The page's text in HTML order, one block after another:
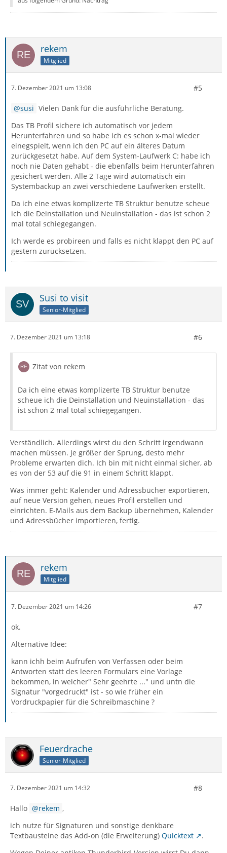
rekem
Mitglied
7. Dezember 2021 um 13:08 #5
susi Vielen Dank für die ausführliche Beratung.
Das TB Profil sichere ich automatisch vor jedem
Herunterfahren und so habe ich es schon x-mal wieder
einegspielt, wenn ich den PC auf ein älteres Datum
zurückgesetzt habe. Auf dem System-Laufwerk C: habe ich
noch nie Daten gehabt - die ebenfalls beim Herunterfahren
gesichert werden. Alle 2 Tage wird automatisch ein
Systembackup an zwei verschiedene Laufwerken erstellt.
Da ich eine etwas komplizerte TB Struktur benutze scheue
ich die Deinstallation und Neuinstallation - das ist schon 2
mal total schiegegangen.
Ich werde es probireen und falls es nicht klappt den PC auf
gestern zurücksetzen.
Susi to visit
Senior-Mitglied
7. Dezember 2021 um 13:18 #6
Zitat von rekem
Da ich eine etwas komplizerte TB Struktur benutze
scheue ich die Deinstallation und Neuinstallation - das
ist schon 2 mal total schiegegangen.
Verständlich. Allerdings wirst du den Schritt irgendwann
machen müssen. Je größer der Sprung, desto mehr
Probleme erwarten dich. Ich bin mit nicht einmal sicher, ab
es von der 53 auf die 91 in einem Schritt klappt.
Was immer geht: Kalender und Adressbücher exportieren,
auf neue Version gehen, neues Profil erstellen und
einrichten. E-Mails aus dem Backup übernehmen, Kalender
und Adressbücher importieren, fertig.
rekem
Mitglied
7. Dezember 2021 um 14:26 #7
ok.
Alternative Idee:
kann ichh beim Aufrufen von Verfassen oder beim
Antworten statt des leeren Formulars eine Vorlage
bekommen, in welcher" Sehr geehrte ..." und untn die
Signatur "vorgedruckt" ist - so wie früher ein
Vordruckpapier für die Schreibmaschine ?
Feuerdrache
Senior-Mitglied
7. Dezember 2021 um 14:32 #8
Hallo rekem ,
ich nutze für Signaturen und sonstige denkbare
Textbausteine das Add-on (die Erweiterung) Quicktext
.